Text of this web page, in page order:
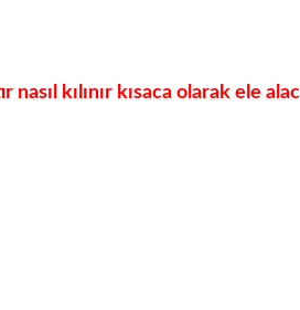
nasıl kılınır kısaca olarak ele